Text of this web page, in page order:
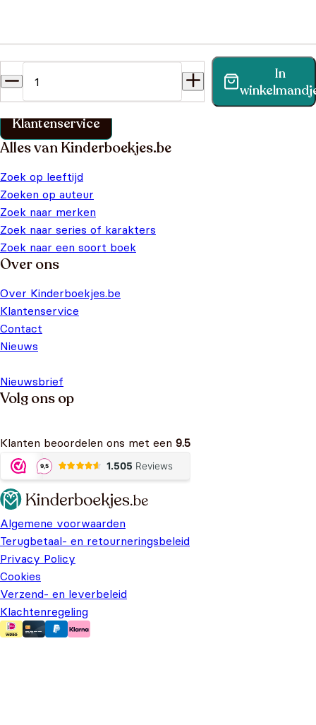
In
Vind binnen no-time antwoord op je vraag op onze
klantenservice pagina.
Klantenservice
Alles van Kinderboekjes.be
Zoek op leeftijd
Zoeken op auteur
Zoek naar merken
Zoek naar series of karakters
Zoek naar een soort boek
Over ons
Over Kinderboekjes.be
Klantenservice
Contact
Nieuws
Nieuwsbrief
Volg ons op
Klanten beoordelen ons met een 9.5
Algemene voorwaarden
Terugbetaal- en retourneringsbeleid
Privacy Policy
Cookies
Verzend- en leverbeleid
Klachtenregeling